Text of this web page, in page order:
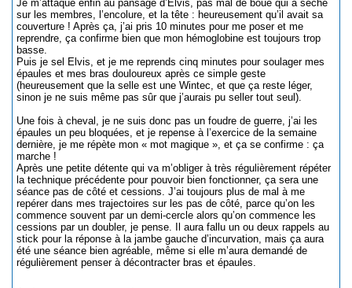
Je m’attaque enfin au pansage d’Elvis, pas mal de boue qui a séché
sur les membres, l’encolure, et la tête : heureusement qu’il avait sa
couverture ! Après ça, j’ai pris 10 minutes pour me poser et me
reprendre, ça confirme bien que mon hémoglobine est toujours trop
basse.
Puis je sel Elvis, et je me reprends cinq minutes pour soulager mes
épaules et mes bras douloureux après ce simple geste
(heureusement que la selle est une Wintec, et que ça reste léger,
sinon je ne suis même pas sûr que j’aurais pu seller tout seul).
Une fois à cheval, je ne suis donc pas un foudre de guerre, j’ai les
épaules un peu bloquées, et je repense à l’exercice de la semaine
dernière, je me répète mon « mot magique », et ça se confirme : ça
marche !
Après une petite détente qui va m’obliger à très régulièrement répéter
la technique précédente pour pouvoir bien fonctionner, ça sera une
séance pas de côté et cessions. J’ai toujours plus de mal à me
repérer dans mes trajectoires sur les pas de côté, parce qu’on les
commence souvent par un demi-cercle alors qu’on commence les
cessions par un doubler, je pense. Il aura fallu un ou deux rappels au
stick pour la réponse à la jambe gauche d’incurvation, mais ça aura
été une séance bien agréable, même si elle m’aura demandé de
régulièrement penser à décontracter bras et épaules.